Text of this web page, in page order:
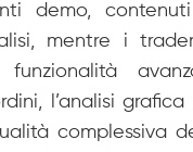
demo,
mentre i
funzionalità
l’analisi
complessiva